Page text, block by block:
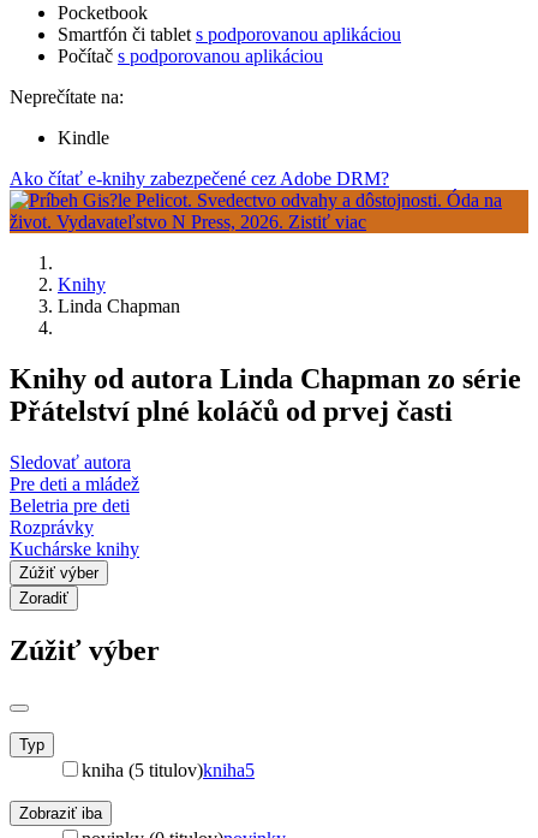
Pocketbook
Smartfón či tablet s podporovanou aplikáciou
Počítač s podporovanou aplikáciou
Neprečítate na:
Kindle
Ako čítať e-knihy zabezpečené cez Adobe DRM?
Knihy
Linda Chapman
Knihy od autora Linda Chapman zo série
Přátelství plné koláčů od prvej časti
Sledovať autora
Pre deti a mládež
Beletria pre deti
Rozprávky
Kuchárske knihy
Zúžiť výber
Zoradiť
Zúžiť výber
Typ
kniha (5 titulov)kniha5
Zobraziť iba